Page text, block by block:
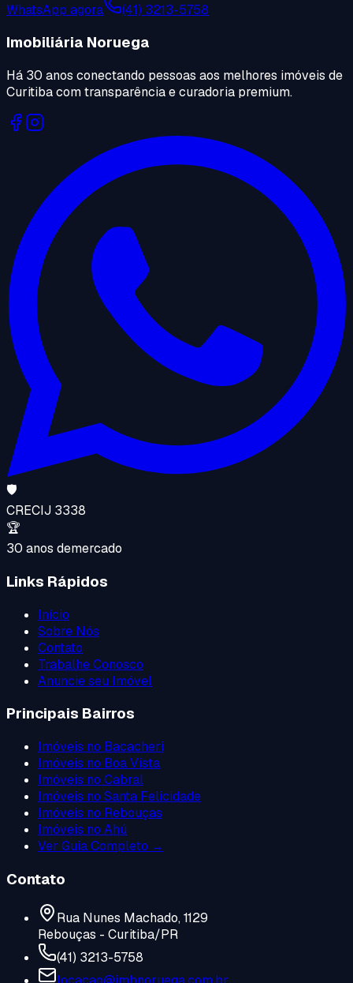
WhatsApp agora (41) 3213-5758
Imobiliária Noruega
Há 30 anos conectando pessoas aos melhores imóveis de
Curitiba com transparência e curadoria premium.
🛡️
CRECIJ 3338
🏆
30 anos demercado
Links Rápidos
Início
Sobre Nós
Contato
Trabalhe Conosco
Anuncie seu Imóvel
Principais Bairros
Imóveis no Bacacheri
Imóveis no Boa Vista
Imóveis no Cabral
Imóveis no Santa Felicidade
Imóveis no Rebouças
Imóveis no Ahú
Ver Guia Completo →
Contato
Rua Nunes Machado, 1129
Rebouças - Curitiba/PR
(41) 3213-5758